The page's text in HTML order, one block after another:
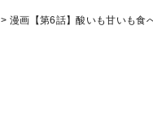
> 漫画【第6話】酸いも甘いも食